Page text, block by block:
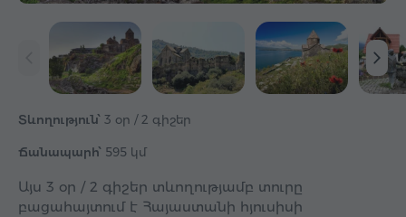
Տևողություն՝ 3 օր / 2 գիշեր
Ճանապարհ՝ 595 կմ
Այս 3 օր / 2 գիշեր տևողությամբ տուրը
բացահայտում է Հայաստանի հյուսիսի